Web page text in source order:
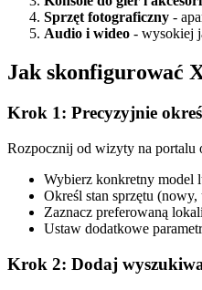
Sprzęt fotograficzny -
Audio i wideo - wysokiej
Jak skonfigurować
Krok 1: Precyzyjnie
Rozpocznij od wizyty na
Wybierz konkretny model
Określ stan sprzętu
Zaznacz preferowaną
Ustaw dodatkowe
Krok 2: Dodaj